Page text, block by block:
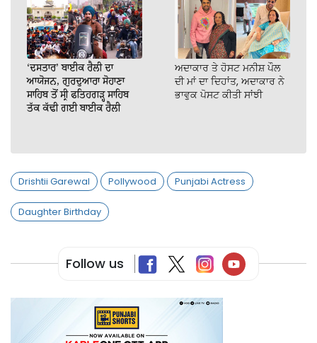
‘ਦਸਤਾਰ’ ਬਾਈਕ ਰੈਲੀ ਦਾ
ਆਯੋਜਨ, ਗੁਰਦੁਆਰਾ ਸੋਹਾਣਾ
ਸਾਹਿਬ ਤੋਂ ਸ੍ਰੀ ਫਤਿਹਗੜ੍ਹ ਸਾਹਿਬ
ਤੱਕ ਕੱਢੀ ਗਈ ਬਾਈਕ ਰੈਲੀ
ਅਦਾਕਾਰ ਤੇ ਹੋਸਟ ਮਨੀਸ਼ ਪੌਲ
ਦੀ ਮਾਂ ਦਾ ਦਿਹਾਂਤ, ਅਦਾਕਾਰ ਨੇ
ਭਾਵੁਕ ਪੋਸਟ ਕੀਤੀ ਸਾਂਝੀ
Drishtii Garewal Pollywood Punjabi Actress
Daughter Birthday
Follow us